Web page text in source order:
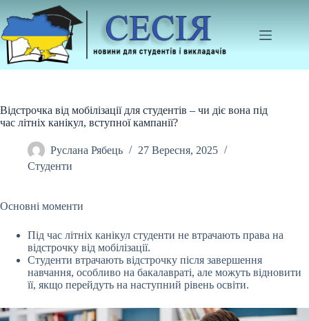
до
вмісту
Відстрочка від мобілізації для студентів – чи діє вона під
час літніх канікул, вступної кампанії?
Руслана Рябець
27 Вересня, 2025
Студенти
Основні моменти
Під час літніх канікул студенти не втрачають права на
відстрочку від мобілізації.
Студенти втрачають відстрочку після завершення
навчання, особливо на бакалавраті, але можуть відновити
її, якщо перейдуть на наступний рівень освіти.